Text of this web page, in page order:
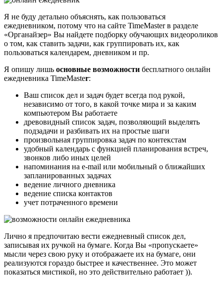
Я не буду детально объяснять, как пользоваться
ежедневником, потому что на сайте TimeMaster в разделе
«Органайзер» Вы найдете подборку обучающих видеороликов
о том, как ставить задачи, как группировать их, как
пользоваться календарем, дневником и пр.
Я опишу лишь основные возможности бесплатного онлайн
ежедневника TimeMaster:
Ваш список дел и задач будет всегда под рукой,
независимо от того, в какой точке мира и за каким
компьютером Вы работаете
древовидный список задач, позволяющий выделять
подзадачи и разбивать их на простые шаги
произвольная группировка задач по контекстам
удобный календарь с функцией планирования встреч,
звонков либо иных целей
напоминания на e-mail или мобильный о ближайших
запланированных задачах
ведение личного дневника
ведение списка контактов
учет потраченного времени
Лично я предпочитаю вести ежедневный список дел,
записывая их ручкой на бумаге. Когда Вы «пропускаете»
мысли через свою руку и отображаете их на бумаге, они
реализуются гораздо быстрее и качественнее. Это может
показаться мистикой, но это действительно работает )).